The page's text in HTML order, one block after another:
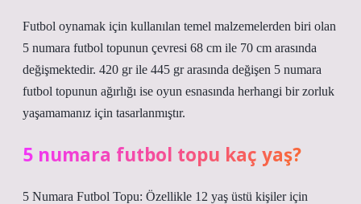
Futbol oynamak için kullanılan temel malzemelerden biri olan
5 numara futbol topunun çevresi 68 cm ile 70 cm arasında
değişmektedir. 420 gr ile 445 gr arasında değişen 5 numara
futbol topunun ağırlığı ise oyun esnasında herhangi bir zorluk
yaşamamanız için tasarlanmıştır.
5 numara futbol topu kaç yaş?
5 Numara Futbol Topu: Özellikle 12 yaş üstü kişiler için